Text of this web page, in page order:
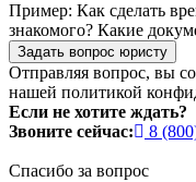
Пример: Как сделать
знакомого? Какие
Задать вопрос юристу
Отправляя вопрос, вы
нашей политикой
Если не хотите ждать?
Звоните сейчас:
8
Спасибо за вопрос